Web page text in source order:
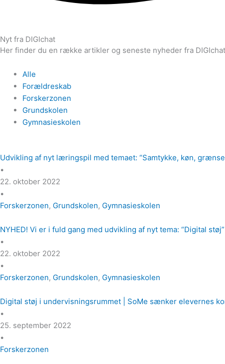
Nyt fra DIGIchat
Her finder du en række artikler og seneste nyheder fra
Alle
Forældreskab
Forskerzonen
Grundskolen
Gymnasieskolen
Udvikling af nyt læringspil med temaet: “Samtykke, køn,
•
22. oktober 2022
•
Forskerzonen, Grundskolen, Gymnasieskolen
NYHED! Vi er i fuld gang med udvikling af nyt tema: “Digital støj”
•
22. oktober 2022
•
Forskerzonen, Grundskolen, Gymnasieskolen
Digital støj i undervisningsrummet | SoMe sænker elevernes
•
25. september 2022
•
Forskerzonen